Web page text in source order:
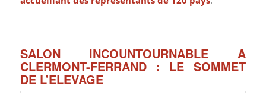
SALON INCOUNTOURNABLE A
CLERMONT-FERRAND : LE SOMMET
DE L’ELEVAGE